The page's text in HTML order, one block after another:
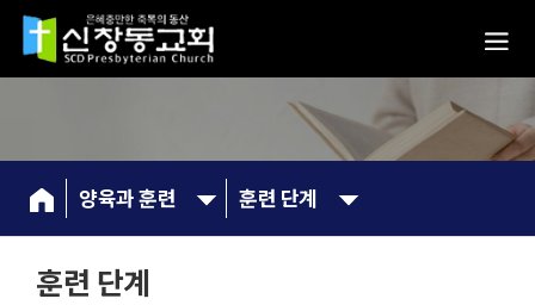
양육과 훈련 훈련 단계
훈련 단계